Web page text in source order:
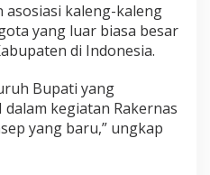
asosiasi kaleng-kaleng
yang luar biasa besar
di Indonesia.
Bupati yang
dalam kegiatan Rakernas
yang baru,” ungkap